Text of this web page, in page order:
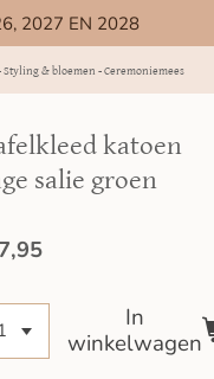
& bloemen - Ceremoniemeester
2027 EN 2028
katoen
salie groen
In
winkelwagen